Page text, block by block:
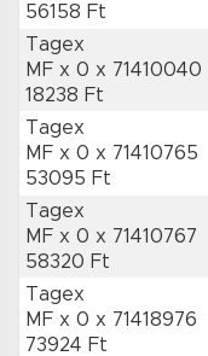
56158 Ft
Tagex
MF x 0 x 71410040
18238 Ft
Tagex
MF x 0 x 71410765
53095 Ft
Tagex
MF x 0 x 71410767
58320 Ft
Tagex
MF x 0 x 71418976
73924 Ft